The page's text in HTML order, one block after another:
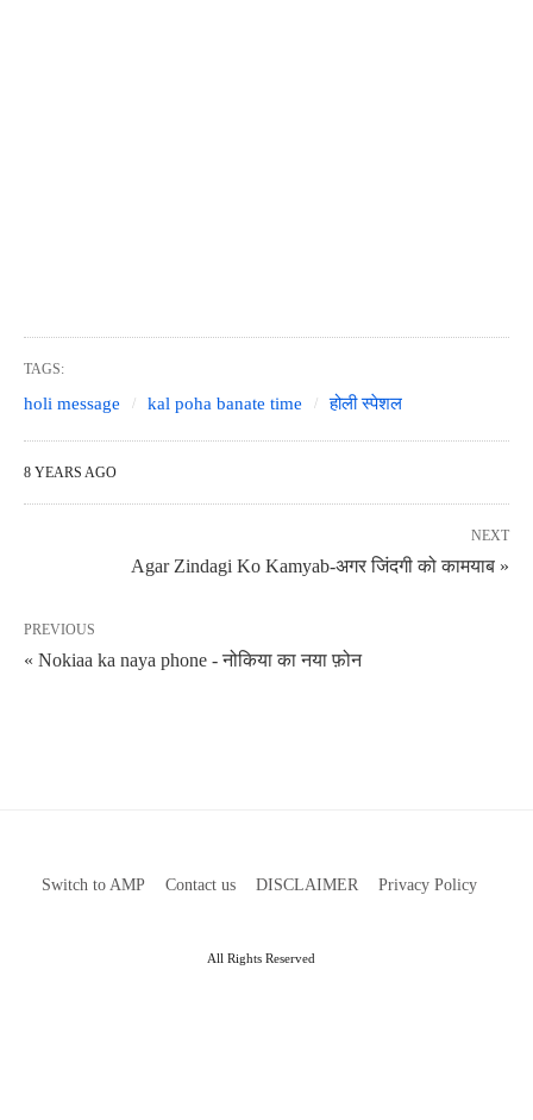
TAGS:
holi message kal poha banate time होली स्पेशल
8 YEARS AGO
NEXT
Agar Zindagi Ko Kamyab-अगर जिंदगी को कामयाब »
PREVIOUS
« Nokiaa ka naya phone - नोकिया का नया फ़ोन
Switch to AMP Contact us DISCLAIMER Privacy Policy
All Rights Reserved